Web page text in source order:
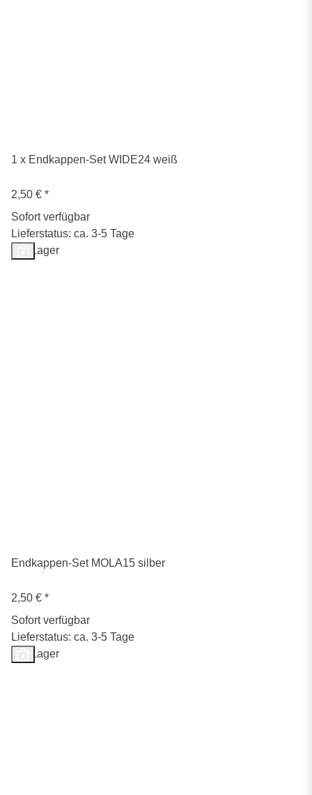
1 x Endkappen-Set WIDE24 weiß
2,50 € *
Sofort verfügbar
Lieferstatus: ca. 3-5 Tage
Auf Lager
Endkappen-Set MOLA15 silber
2,50 € *
Sofort verfügbar
Lieferstatus: ca. 3-5 Tage
Auf Lager